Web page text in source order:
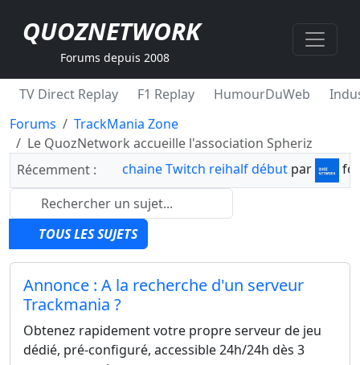
QUOZNETWORK
Forums depuis 2008
TV Direct Replay F1 Replay HumourDuWeb
Forums
TrackMania Zone
Le QuozNetwork accueille l'association Spheriz
Récemment :
chaine Twitch reihalf début par
TOUS LES SUJETS
Annonce : A la recherche d'un serveur
Trackmania ?
Obtenez rapidement votre propre serveur de jeu
dédié, pré-configuré, accessible 24h/24h dès 3